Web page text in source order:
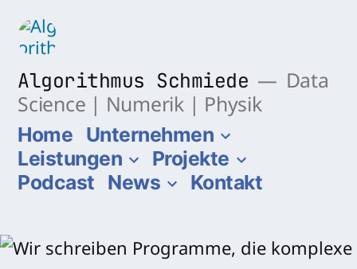
Zum
Inhalt
springen
Algorithmus Schmiede
Data
Science | Numerik | Physik
Home Unternehmen
Leistungen
Projekte
Podcast News Kontakt